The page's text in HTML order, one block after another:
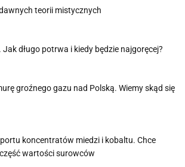
teorii mistycznych
długo potrwa i kiedy będzie najgoręcej?
groźnego gazu nad Polską. Wiemy skąd się
koncentratów miedzi i kobaltu. Chce
wartości surowców